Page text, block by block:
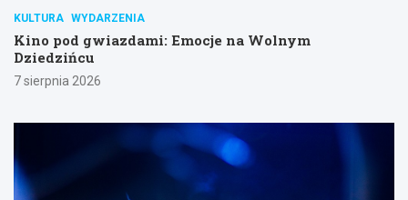
KULTURA WYDARZENIA
Kino pod gwiazdami: Emocje na Wolnym
Dziedzińcu
7 sierpnia 2026